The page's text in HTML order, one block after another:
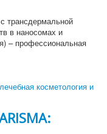
трансдермальной
в наносомах и
– профессиональная
косметология и